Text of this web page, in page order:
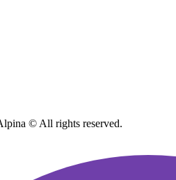
© All rights reserved.